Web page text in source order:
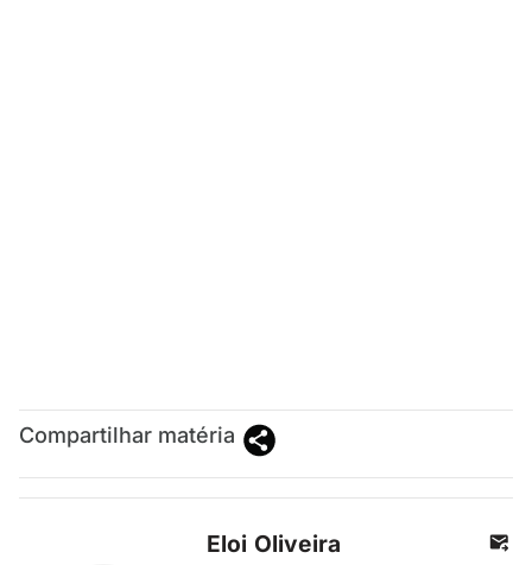
Compartilhar matéria
Eloi Oliveira